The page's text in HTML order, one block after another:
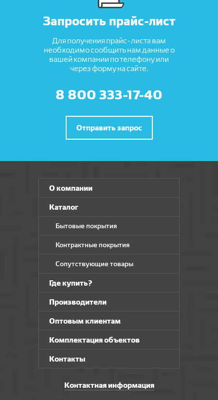
Запросить прайс-лист
Для получения прайс-листа вам
необходимо сообщить нам данные о
вашей компании по телефону или
через форму на сайте.
8 800 333-17-40
Отправить запрос
О компании
Каталог
Бытовые покрытия
Контрактные покрытия
Сопутствующие товары
Где купить?
Производители
Оптовым клиентам
Комплектация объектов
Контакты
Контактная информация